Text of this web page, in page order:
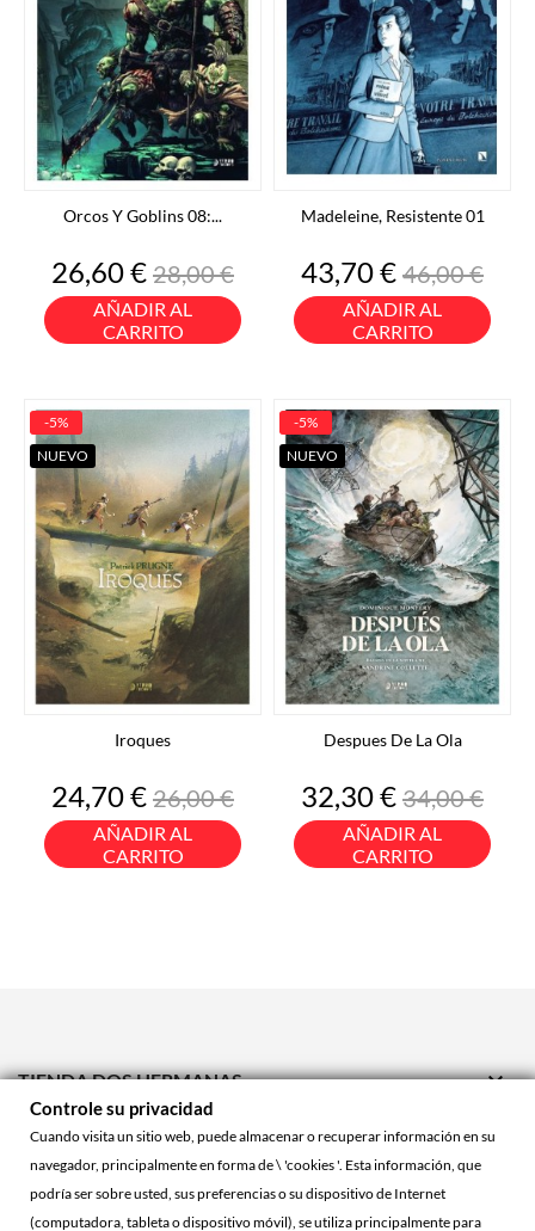
Orcos Y Goblins 08:...
Precio
26,60 €Precio
base
28,00 €
AÑADIR AL
CARRITO
Madeleine, Resistente 01
Precio
43,70 €Precio
base
46,00 €
AÑADIR AL
CARRITO
Iroques
Precio
24,70 €Precio
base
26,00 €
AÑADIR AL
CARRITO
-5%
NUEVO
Despues De La Ola
Precio
32,30 €Precio
base
34,00 €
AÑADIR AL
CARRITO
-5%
NUEVO
TIENDA DOS HERMANAS 
TIENDA ONLINE 
ACCOUNT
Controle su privacidad
Cuando visita un sitio web, puede almacenar o recuperar información en su
navegador, principalmente en forma de \ 'cookies '. Esta información, que
podría ser sobre usted, sus preferencias o su dispositivo de Internet
(computadora, tableta o dispositivo móvil), se utiliza principalmente para